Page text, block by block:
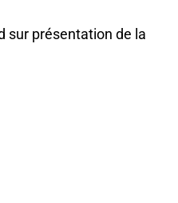
sur présentation de la